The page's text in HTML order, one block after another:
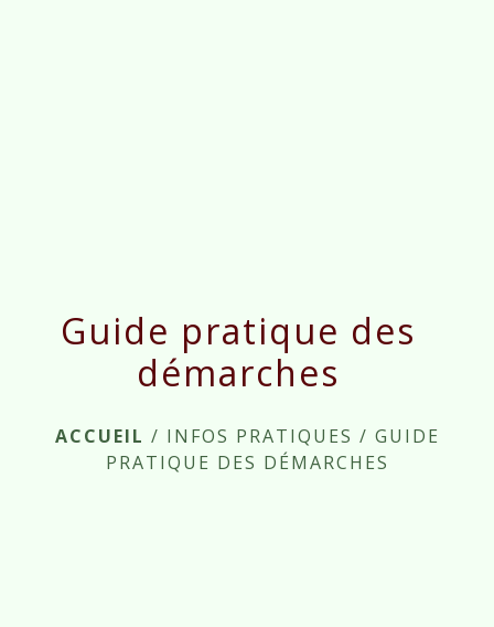
Guide pratique des
démarches
ACCUEIL / INFOS PRATIQUES / GUIDE
PRATIQUE DES DÉMARCHES